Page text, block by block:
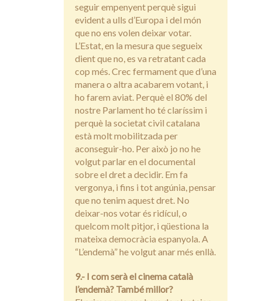
seguir empenyent perquè sigui
evident a ulls d’Europa i del món
que no ens volen deixar votar.
L’Estat, en la mesura que segueix
dient que no, es va retratant cada
cop més. Crec fermament que d’una
manera o altra acabarem votant, i
ho farem aviat. Perquè el 80% del
nostre Parlament ho té claríssim i
perquè la societat civil catalana
està molt mobilitzada per
aconseguir-ho. Per això jo no he
volgut parlar en el documental
sobre el dret a decidir. Em fa
vergonya, i fins i tot angúnia, pensar
que no tenim aquest dret. No
deixar-nos votar és ridícul, o
quelcom molt pitjor, i qüestiona la
mateixa democràcia espanyola. A
“L’endemà” he volgut anar més enllà.
9.- I com serà el cinema català
l’endemà? També millor?